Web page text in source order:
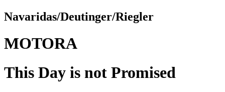
Navaridas/Deutinger/Riegler
MOTORA
This Day is not Promised